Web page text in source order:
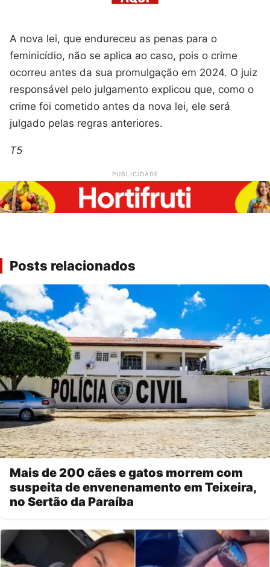
A nova lei, que endureceu as penas para o
feminicídio, não se aplica ao caso, pois o crime
ocorreu antes da sua promulgação em 2024. O juiz
responsável pelo julgamento explicou que, como o
crime foi cometido antes da nova lei, ele será
julgado pelas regras anteriores.
T5
PUBLICIDADE
Posts relacionados
Mais de 200 cães e gatos morrem com
suspeita de envenenamento em Teixeira,
no Sertão da Paraíba